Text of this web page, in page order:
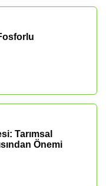
Tarımsal
Önemi